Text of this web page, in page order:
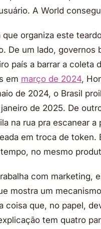
A World
que organiza este
De um lado, governos
país a barrar a coleta
em março de 2024,
de 2024, o Brasil
de 2025. De
na rua pra escanear a
em troca de token.
no mesmo
com marketing,
mostra um
coisa que, no papel,
tem quatro